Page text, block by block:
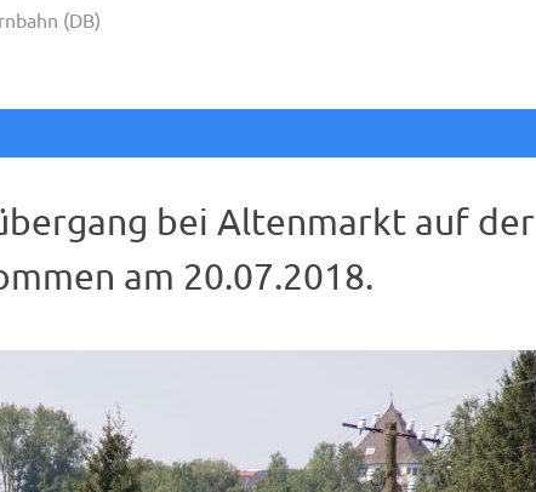
(DB)
bei Altenmarkt auf der
am 20.07.2018.